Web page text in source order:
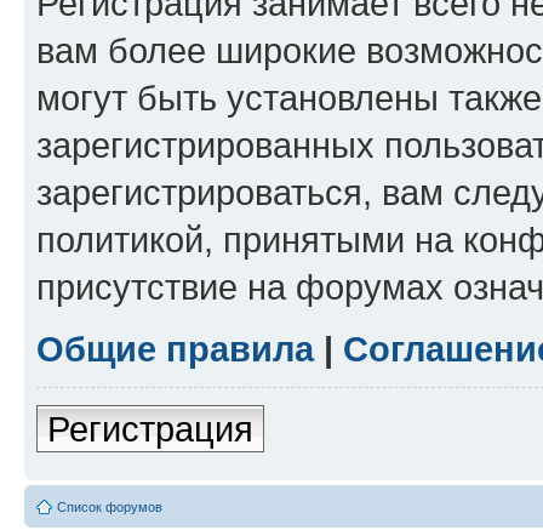
вам более широкие
могут быть установлены
зарегистрированных
зарегистрироваться, вам
политикой, принятыми на
присутствие на форумах
Общие правила|
Регистрация
Список форумов